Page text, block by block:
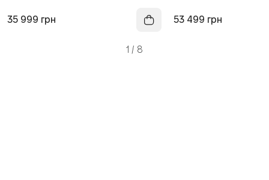
35 999 грн 53 499 грн
1 / 8